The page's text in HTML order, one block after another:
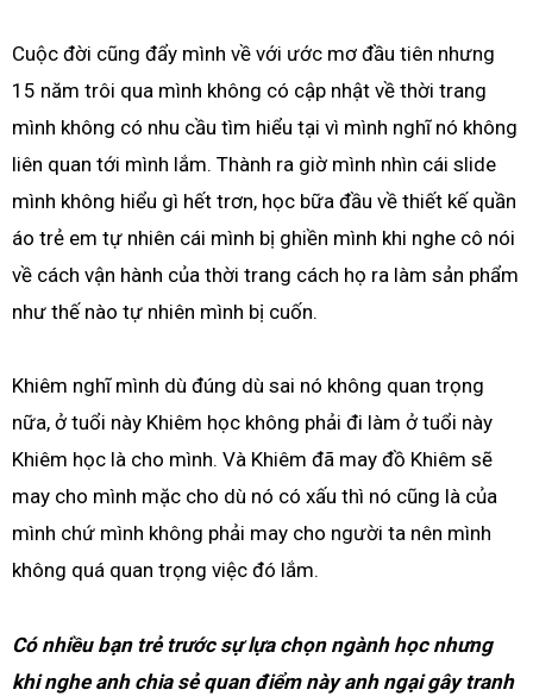
Cuộc đời cũng đẩy mình về với ước mơ đầu tiên nhưng
15 năm trôi qua mình không có cập nhật về thời trang
mình không có nhu cầu tìm hiểu tại vì mình nghĩ nó không
liên quan tới mình lắm. Thành ra giờ mình nhìn cái slide
mình không hiểu gì hết trơn, học bữa đầu về thiết kế quần
áo trẻ em tự nhiên cái mình bị ghiền mình khi nghe cô nói
về cách vận hành của thời trang cách họ ra làm sản phẩm
như thế nào tự nhiên mình bị cuốn.
Khiêm nghĩ mình dù đúng dù sai nó không quan trọng
nữa, ở tuổi này Khiêm học không phải đi làm ở tuổi này
Khiêm học là cho mình. Và Khiêm đã may đồ Khiêm sẽ
may cho mình mặc cho dù nó có xấu thì nó cũng là của
mình chứ mình không phải may cho người ta nên mình
không quá quan trọng việc đó lắm.
Có nhiều bạn trẻ trước sự lựa chọn ngành học nhưng
khi nghe anh chia sẻ quan điểm này anh ngại gây tranh